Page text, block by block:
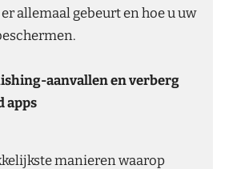
allemaal gebeurt en hoe u uw
aanvallen en verberg
apps
manieren waarop